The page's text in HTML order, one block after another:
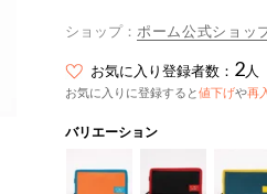
ショップ： ポーム公式ショッ
お気に入り登録者数： 2人
お気に入りに登録すると値下げや再
バリエーション